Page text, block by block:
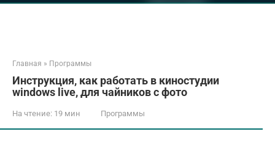
Главная » Программы
Инструкция, как работать в киностудии
windows live, для чайников с фото
На чтение: 19 мин Программы